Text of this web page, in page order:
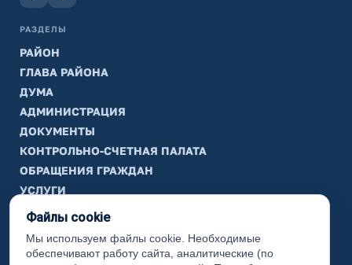
РАЗДЕЛЫ
РАЙОН
ГЛАВА РАЙОНА
ДУМА
АДМИНИСТРАЦИЯ
ДОКУМЕНТЫ
КОНТРОЛЬНО-СЧЕТНАЯ ПАЛАТА
ОБРАЩЕНИЯ ГРАЖДАН
УСЛУГИ
ТИК
ИНФОРМАЦИЯ
Файлы cookie
Мы используем файлы cookie. Необходимые
обеспечивают работу сайта, аналитические (по